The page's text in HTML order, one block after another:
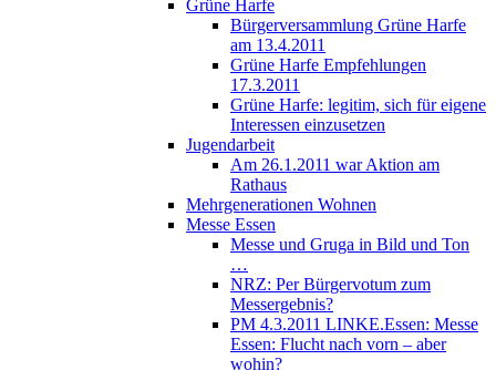
Grüne Harfe
Bürgerversammlung Grüne Harfe
am 13.4.2011
Grüne Harfe Empfehlungen
17.3.2011
Grüne Harfe: legitim, sich für eigene
Interessen einzusetzen
Jugendarbeit
Am 26.1.2011 war Aktion am
Rathaus
Mehrgenerationen Wohnen
Messe Essen
Messe und Gruga in Bild und Ton
…
NRZ: Per Bürgervotum zum
Messergebnis?
PM 4.3.2011 LINKE.Essen: Messe
Essen: Flucht nach vorn – aber
wohin?